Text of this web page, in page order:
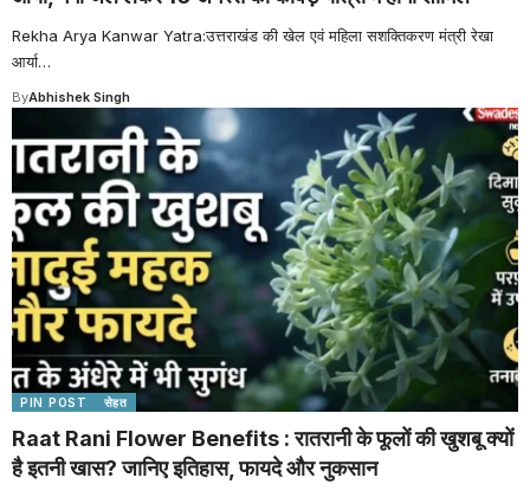
Rekha Arya Kanwar Yatra:उत्तराखंड की खेल एवं महिला सशक्तिकरण मंत्री रेखा
आर्या…
ByAbhishek Singh
PIN POST सेहत
Raat Rani Flower Benefits : रातरानी के फूलों की खुशबू क्यों
है इतनी खास? जानिए इतिहास, फायदे और नुकसान